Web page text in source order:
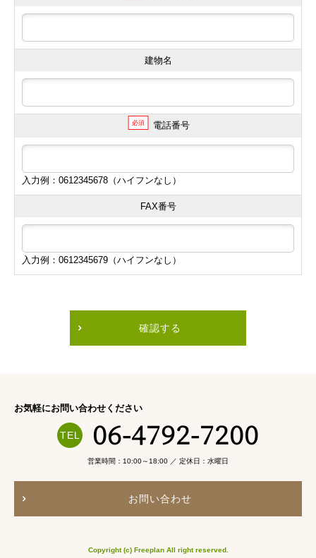
建物名
必須 電話番号
入力例：0612345678（ハイフンなし）
FAX番号
入力例：0612345679（ハイフンなし）
確認する
お気軽にお問い合わせください
06-4792-7200
営業時間：10:00～18:00 ／ 定休日：水曜日
お問い合わせ
Copyright (c) Freeplan All right reserved.